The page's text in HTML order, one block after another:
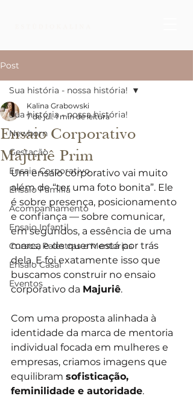
Post
Sua história - nossa história!
Newborn
Gestação
Ensaio Corporativo
Ensaio Família
Acompanhamento
Ensaio Infantil
Cursos, Palestras e Mentorias
Ensaio Casal
Eventos
Sua história - nossa história!
Ensaio Corporativo
Majuriê Prim
Kalina Grabowski
7 de jul. 1 min de leitura
Um ensaio corporativo vai muito
além de “ter uma foto bonita”. Ele
é sobre presença, posicionamento
e confiança — sobre comunicar,
em segundos, a essência de uma
marca e de quem está por trás
dela. E foi exatamente isso que
buscamos construir no ensaio
corporativo da Majuriê.
Com uma proposta alinhada à
identidade da marca de mentoria
individual focada em mulheres e
empresas, criamos imagens que
equilibram sofisticação,
feminilidade e autoridade.